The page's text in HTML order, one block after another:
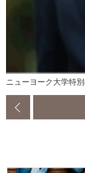
ニューヨーク大学特